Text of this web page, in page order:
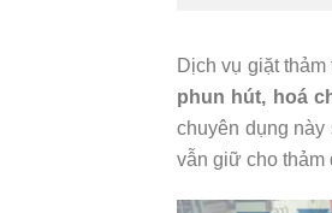
Dịch vụ giặt
phun hút, hoá
chuyên dụng
vẫn giữ cho thảm